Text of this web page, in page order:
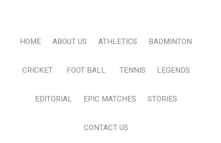
HOME ABOUT US ATHLETICS BADMINTON
CRICKET FOOT BALL TENNIS LEGENDS
EDITORIAL EPIC MATCHES STORIES
CONTACT US